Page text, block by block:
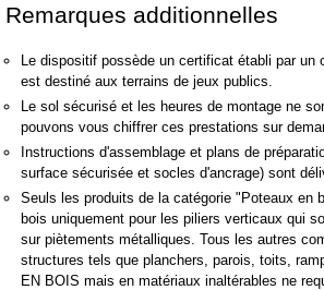
Remarques additionnelles
Le dispositif possède un certificat établi par un
est destiné aux terrains de jeux publics.
Le sol sécurisé et les heures de montage ne
pouvons vous chiffrer ces prestations sur
Instructions d'assemblage et plans de
surface sécurisée et socles d'ancrage) sont
Seuls les produits de la catégorie "Poteaux en
bois uniquement pour les piliers verticaux qui
sur piètements métalliques. Tous les autres
structures tels que planchers, parois, toits,
EN BOIS mais en matériaux inaltérables ne